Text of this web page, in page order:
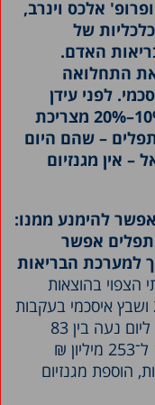
אלכס וינרב,
של
האדם.
התחלואה
2 ובשבץ איסכמי. לפני עידן
ההתפלה, המים הטבעיים סיפקו 10%–20% מצריכת
– שהם היום
– אין מגנזיום
להימנע ממנו:
אפשר
למערכת הבריאות
הצפוי בהוצאות
רפואיות ישירות ממניעת סוכרת מסוג 2 ושבץ איסכמי בעקבות
הגדלה של צריכת המגנזיום ב־50 מ"ג ליום נעה בין 83
ל־188 מיליון ₪ בשנת 2025, ובין 110 ל־253 מיליון ₪
הוספת מגנזיום